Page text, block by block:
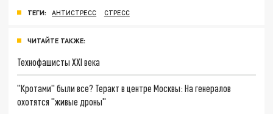
ТЕГИ: АНТИСТРЕСС СТРЕСС
ЧИТАЙТЕ ТАКЖЕ:
Технофашисты XXI века
"Кротами" были все? Теракт в центре Москвы: На генералов
охотятся "живые дроны"